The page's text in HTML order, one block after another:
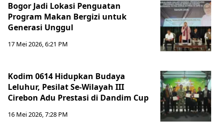
Bogor Jadi Lokasi Penguatan
Program Makan Bergizi untuk
Generasi Unggul
17 Mei 2026, 6:21 PM
Kodim 0614 Hidupkan Budaya
Leluhur, Pesilat Se-Wilayah III
Cirebon Adu Prestasi di Dandim Cup
16 Mei 2026, 7:28 PM